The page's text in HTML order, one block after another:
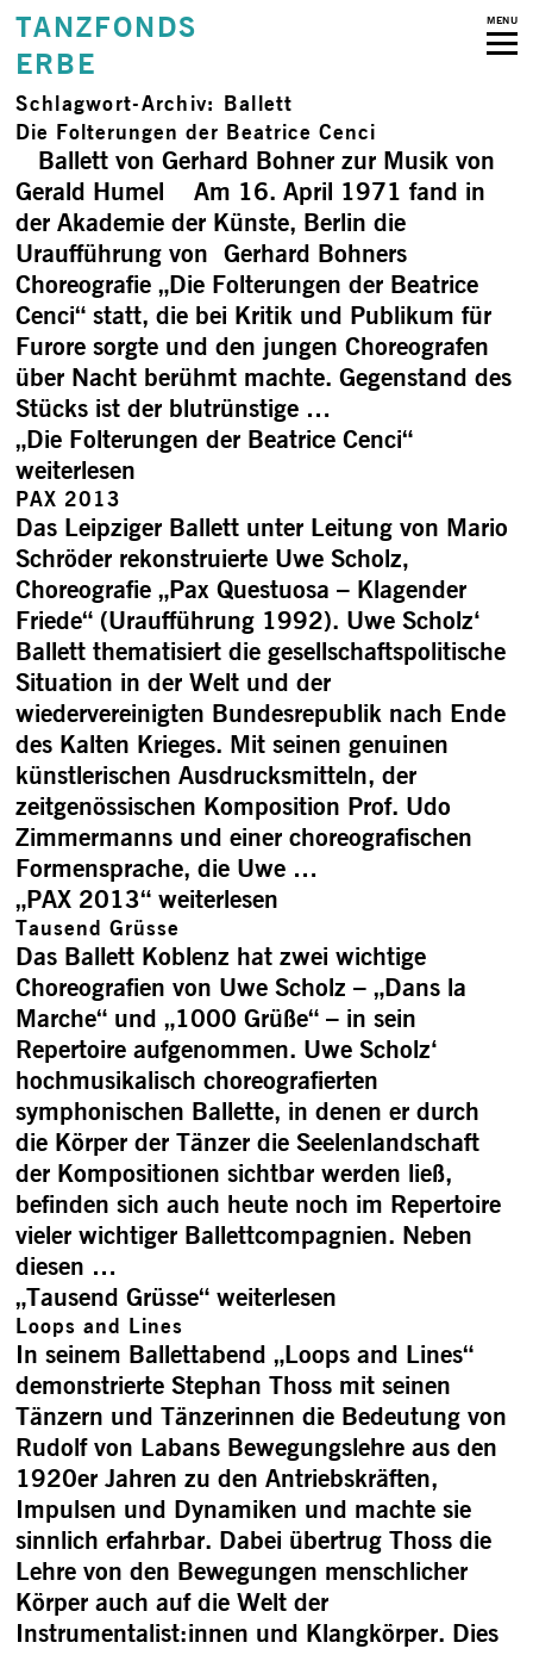
TANZFONDS
ERBE
MENU
Schlagwort-Archiv: Ballett
Die Folterungen der Beatrice Cenci
Ballett von Gerhard Bohner zur Musik von
Gerald Humel Am 16. April 1971 fand in
der Akademie der Künste, Berlin die
Uraufführung von Gerhard Bohners
Choreografie „Die Folterungen der Beatrice
Cenci“ statt, die bei Kritik und Publikum für
Furore sorgte und den jungen Choreografen
über Nacht berühmt machte. Gegenstand des
Stücks ist der blutrünstige …
„Die Folterungen der Beatrice Cenci“
weiterlesen
PAX 2013
Das Leipziger Ballett unter Leitung von Mario
Schröder rekonstruierte Uwe Scholz‚
Choreografie „Pax Questuosa – Klagender
Friede“ (Uraufführung 1992). Uwe Scholz‘
Ballett thematisiert die gesellschaftspolitische
Situation in der Welt und der
wiedervereinigten Bundesrepublik nach Ende
des Kalten Krieges. Mit seinen genuinen
künstlerischen Ausdrucksmitteln, der
zeitgenössischen Komposition Prof. Udo
Zimmermanns und einer choreografischen
Formensprache, die Uwe …
„PAX 2013“weiterlesen
Tausend Grüsse
Das Ballett Koblenz hat zwei wichtige
Choreografien von Uwe Scholz – „Dans la
Marche“ und „1000 Grüße“ – in sein
Repertoire aufgenommen. Uwe Scholz‘
hochmusikalisch choreografierten
symphonischen Ballette, in denen er durch
die Körper der Tänzer die Seelenlandschaft
der Kompositionen sichtbar werden ließ,
befinden sich auch heute noch im Repertoire
vieler wichtiger Ballettcompagnien. Neben
diesen …
„Tausend Grüsse“weiterlesen
Loops and Lines
In seinem Ballettabend „Loops and Lines“
demonstrierte Stephan Thoss mit seinen
Tänzern und Tänzerinnen die Bedeutung von
Rudolf von Labans Bewegungslehre aus den
1920er Jahren zu den Antriebskräften,
Impulsen und Dynamiken und machte sie
sinnlich erfahrbar. Dabei übertrug Thoss die
Lehre von den Bewegungen menschlicher
Körper auch auf die Welt der
Instrumentalist:innen und Klangkörper. Dies